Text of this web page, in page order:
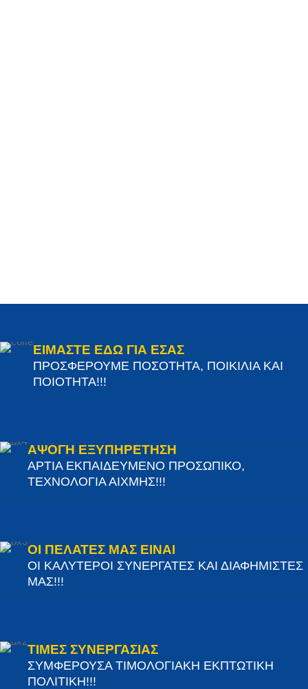
ΕΙΜΑΣΤΕ ΕΔΩ ΓΙΑ ΕΣΑΣ
ΠΡΟΣΦΕΡΟΥΜΕ ΠΟΣΟΤΗΤΑ, ΠΟΙΚΙΛΙΑ ΚΑΙ
ΠΟΙΟΤΗΤΑ!!!
ΑΨΟΓΗ ΕΞΥΠΗΡΕΤΗΣΗ
ΑΡΤΙΑ ΕΚΠΑΙΔΕΥΜΕΝΟ ΠΡΟΣΩΠΙΚΟ,
ΤΕΧΝΟΛΟΓΙΑ ΑΙΧΜΗΣ!!!
ΟΙ ΠΕΛΑΤΕΣ ΜΑΣ ΕΙΝΑΙ
ΟΙ ΚΑΛΥΤΕΡΟΙ ΣΥΝΕΡΓΑΤΕΣ ΚΑΙ ΔΙΑΦΗΜΙΣΤΕΣ
ΜΑΣ!!!
ΤΙΜΕΣ ΣΥΝΕΡΓΑΣΙΑΣ
ΣΥΜΦΕΡΟΥΣΑ ΤΙΜΟΛΟΓΙΑΚΗ ΕΚΠΤΩΤΙΚΗ
ΠΟΛΙΤΙΚΗ!!!